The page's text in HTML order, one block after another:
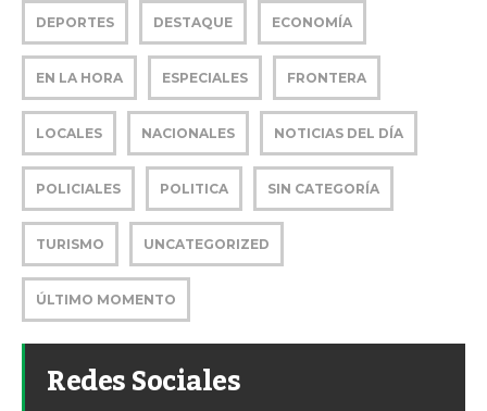
DEPORTES DESTAQUE ECONOMÍA
EN LA HORA ESPECIALES FRONTERA
LOCALES NACIONALES NOTICIAS DEL DÍA
POLICIALES POLITICA SIN CATEGORÍA
TURISMO UNCATEGORIZED
ÚLTIMO MOMENTO
Redes Sociales